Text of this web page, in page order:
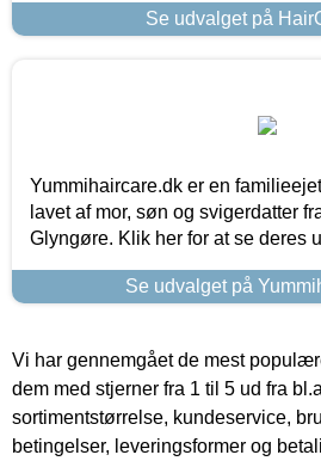
Se udvalget på
Yummihaircare.dk er en
lavet af mor, søn og svigerdatter
Glyngøre. Klik her for at se deres
Se udvalget på
Vi har gennemgået de mest
dem med stjerner fra 1 til 5 ud fra
sortimentstørrelse, kundeservice,
betingelser, leveringsformer og